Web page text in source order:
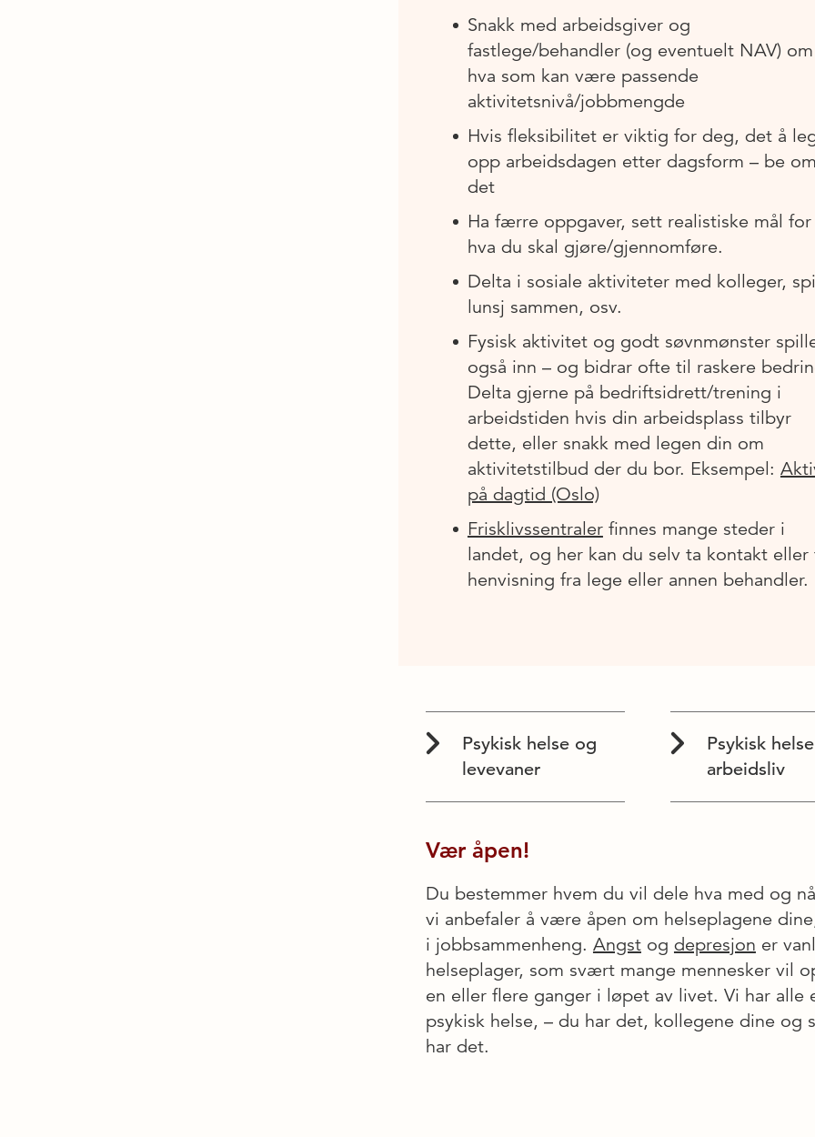
Snakk med arbeidsgiver og
fastlege/behandler (og eventuelt NAV) om
hva som kan være passende
aktivitetsnivå/jobbmengde
Hvis fleksibilitet er viktig for deg, det å
opp arbeidsdagen etter dagsform – be om
det
Ha færre oppgaver, sett realistiske mål for
hva du skal gjøre/gjennomføre.
Delta i sosiale aktiviteter med kolleger,
lunsj sammen, osv.
Fysisk aktivitet og godt søvnmønster
også inn – og bidrar ofte til raskere
Delta gjerne på bedriftsidrett/trening i
arbeidstiden hvis din arbeidsplass tilbyr
dette, eller snakk med legen din om
aktivitetstilbud der du bor. Eksempel:
på dagtid (Oslo)
Frisklivssentralerfinnes mange steder i
landet, og her kan du selv ta kontakt eller
henvisning fra lege eller annen behandler.
Psykisk helse og
levevaner
Psykisk
arbeidsliv
Vær åpen!
Du bestemmer hvem du vil dele hva med og
vi anbefaler å være åpen om helseplagene
i jobbsammenheng. Angstog depresjon er
helseplager, som svært mange mennesker vil
en eller flere ganger i løpet av livet. Vi har alle
psykisk helse, – du har det, kollegene dine og
har det.